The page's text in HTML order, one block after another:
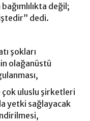
değil;
dedi.
şokları
olağanüstü
çok uluslu şirketleri
yetki sağlayacak